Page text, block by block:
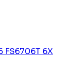
FS6706T 6X